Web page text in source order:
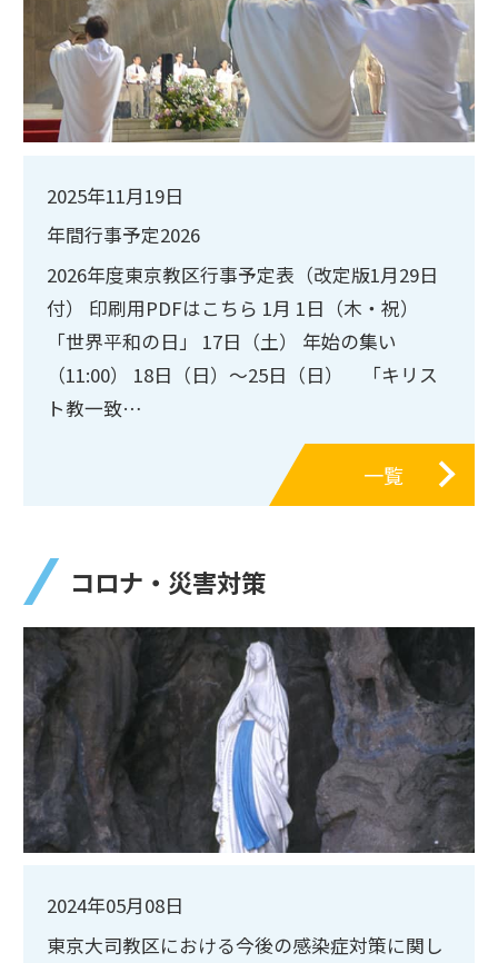
2025年11月19日
年間行事予定2026
2026年度東京教区行事予定表（改定版1月29日
付） 印刷用PDFはこちら 1月 1日（木・祝）
「世界平和の日」 17日（土） 年始の集い
（11:00） 18日（日）〜25日（日） 「キリス
ト教一致…
一覧
コロナ・災害対策
2024年05月08日
東京大司教区における今後の感染症対策に関し